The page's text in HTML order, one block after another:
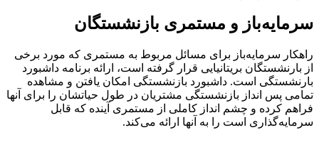
سرمایه‌باز و مستمری بازنشستگان
راهکار سرمایه‌باز برای مسائل مربوط به مستمری که مورد برخی
از بارنشستگان بریتانیایی قرار گرفته است، ارائه برنامه داشبورد
بارنشستگی است. داشبورد بازنشستگی امکان یافتن و مشاهده
تمامی پس انداز بازنشستگی مشتریان در طول حیاتشان را برای آنها
فراهم کرده و چشم انداز کاملی از مستمری آینده که قابل
سرمایه‌گذاری است را به آنها ارائه می‌کند.